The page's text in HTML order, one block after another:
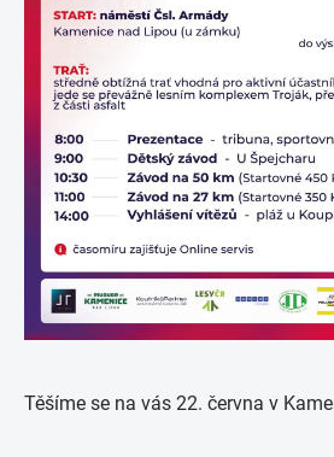
Těšíme se na vás 22. června v